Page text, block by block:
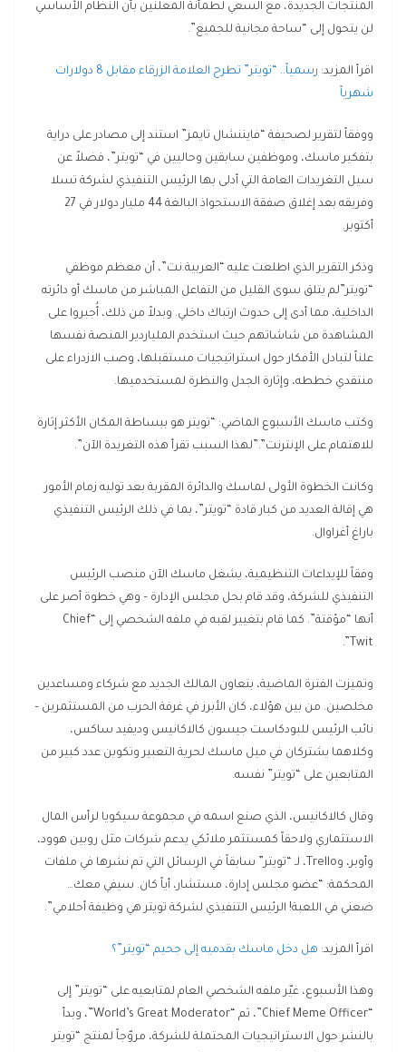
المنتجات الجديدة، مع السعي لطمأنة المعلنين بأن النظام الأساسي
لن يتحول إلى “ساحة مجانية للجميع”.
اقرأ المزيد:
رسمياً.. “تويتر” تطرح العلامة الزرقاء مقابل 8 دولارات
شهرياً
ووفقاً لتقرير لصحيفة “فايننشال تايمز” استند إلى مصادر على دراية
بتفكير ماسك، وموظفين سابقين وحاليين في “تويتر”، فضلاً عن
سيل التغريدات العامة التي أدلى بها الرئيس التنفيذي لشركة تسلا
وفريقه بعد إغلاق صفقة الاستحواذ البالغة 44 مليار دولار في 27
أكتوبر.
وذكر التقرير الذي اطلعت عليه “العربية.نت”، أن معظم موظفي
“تويتر”لم يتلق سوى القليل من التفاعل المباشر من ماسك أو دائرته
الداخلية، مما أدى إلى حدوث ارتباك داخلي. وبدلاً من ذلك، أُجبروا على
المشاهدة من شاشاتهم حيث استخدم الملياردير المنصة نفسها
علناً لتبادل الأفكار حول استراتيجيات مستقبلها، وصب الازدراء على
منتقدي خططه، وإثارة الجدل والنظرة لمستخدميها.
وكتب ماسك الأسبوع الماضي: “تويتر هو ببساطة المكان الأكثر إثارة
للاهتمام على الإنترنت”.”لهذا السبب تقرأ هذه التغريدة الآن”.
وكانت الخطوة الأولى لماسك والدائرة المقربة بعد توليه زمام الأمور
هي إقالة العديد من كبار قادة “تويتر”، بما في ذلك الرئيس التنفيذي
باراغ أغراوال.
وفقاً للإيداعات التنظيمية، يشغل ماسك الآن منصب الرئيس
التنفيذي للشركة، وقد قام بحل مجلس الإدارة – وهي خطوة أصر على
أنها “مؤقتة”. كما قام بتغيير لقبه في ملفه الشخصي إلى “Chief
Twit”.
وتميزت الفترة الماضية، بتعاون المالك الجديد مع شركاء ومساعدين
مخلصين. من بين هؤلاء، كان الأبرز في غرفة الحرب من المستثمرين –
نائب الرئيس للبودكاست جيسون كالاكانيس وديفيد ساكس،
وكلاهما يشتركان في ميل ماسك لحرية التعبير وتكوين عدد كبير من
المتابعين على “تويتر” نفسه.
وقال كالاكانيس، الذي صنع اسمه في مجموعة سيكويا لرأس المال
الاستثماري ولاحقاً كمستثمر ملائكي يدعم شركات مثل روبين هوود،
وأوبر، وTrello، لـ “تويتر” سابقاً في الرسائل التي تم نشرها في ملفات
المحكمة: “عضو مجلس إدارة، مستشار، أياً كان. سيفي معك…
ضعني في اللعبة! الرئيس التنفيذي لشركة تويتر هي وظيفة أحلامي”.
اقرأ المزيد: هل دخل ماسك بقدميه إلى جحيم “تويتر”؟
وهذا الأسبوع، غيّر ملفه الشخصي العام لمتابعيه على “تويتر” إلى
“Chief Meme Officer”، ثم “World’s Great Moderator”، وبدأ
بالنشر حول الاستراتيجيات المحتملة للشركة، مروّجاً لمنتج “تويتر